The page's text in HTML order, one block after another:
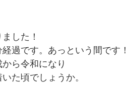
した！
過です。あっという間です！
ら令和になり
た頃でしょうか。